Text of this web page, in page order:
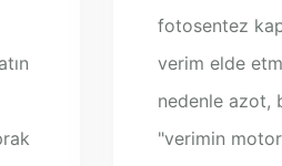
fotosentez
verim elde
nedenle azot,
"verimin